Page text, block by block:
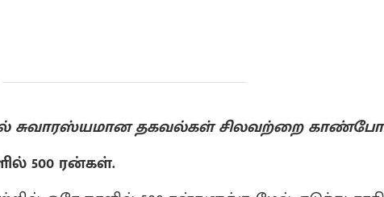
சுவாரஸ்யமான தகவல்கள் சிலவற்றை
500 ரன்கள்.